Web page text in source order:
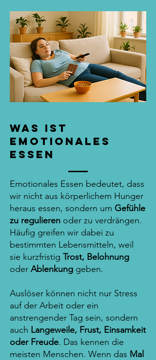
Was ist
emotionales
Essen
Emotionales Essen bedeutet, dass
wir nicht aus körperlichem Hunger
heraus essen, sondern um Gefühle
zu regulieren oder zu verdrängen.
Häufig greifen wir dabei zu
bestimmten Lebensmitteln, weil
sie kurzfristig Trost, Belohnung
oder Ablenkung geben.
Auslöser können nicht nur Stress
auf der Arbeit oder ein
anstrengender Tag sein, sondern
auch Langeweile, Frust, Einsamkeit
oder Freude. Das kennen die
meisten Menschen. Wenn das Mal